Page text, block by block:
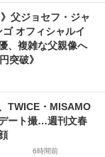
父ジョセフ・ジャ
オフィシャルイ
、複雑な父親像へ
突破》
TWICE・MISAMO
ート撮…週刊文春
6時間前